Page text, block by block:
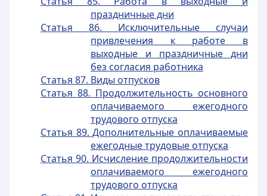
праздничные дни
Статья 86. Исключительные случаи
привлечения к работе в
выходные и праздничные дни
без согласия работника
Статья 87. Виды отпусков
Статья 88. Продолжительность основного
оплачиваемого ежегодного
трудового отпуска
Статья 89. Дополнительные оплачиваемые
ежегодные трудовые отпуска
Статья 90. Исчисление продолжительности
оплачиваемого ежегодного
трудового отпуска